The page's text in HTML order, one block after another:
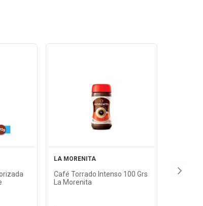
Ver
Producto
LA MORENITA
Café Torrado Intenso 100 Grs
La Morenita